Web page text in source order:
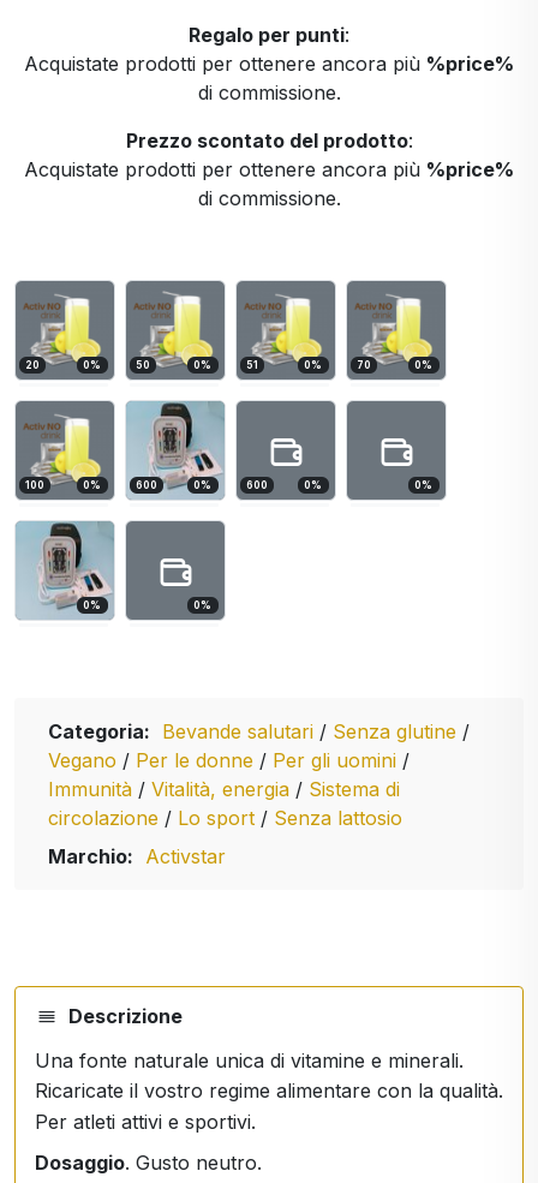
Regalo per punti:
Acquistate prodotti per ottenere ancora più %price%
di commissione.
Prezzo scontato del prodotto:
Acquistate prodotti per ottenere ancora più %price%
di commissione.
20 0% 50 0% 51 0% 70 0%
100 0% 600 0% 600 0% 0%
0% 0%
Categoria: Bevande salutari / Senza glutine /
Vegano / Per le donne / Per gli uomini /
Immunità / Vitalità, energia / Sistema di
circolazione / Lo sport / Senza lattosio
Marchio: Activstar
Descrizione
Una fonte naturale unica di vitamine e minerali.
Ricaricate il vostro regime alimentare con la qualità.
Per atleti attivi e sportivi.
Dosaggio. Gusto neutro.